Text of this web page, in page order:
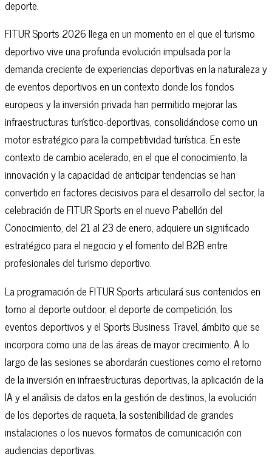
deporte.
FITUR Sports 2026 llega en un momento en el que el turismo
deportivo vive una profunda evolución impulsada por la
demanda creciente de experiencias deportivas en la naturaleza y
de eventos deportivos en un contexto donde los fondos
europeos y la inversión privada han permitido mejorar las
infraestructuras turístico-deportivas, consolidándose como un
motor estratégico para la competitividad turística. En este
contexto de cambio acelerado, en el que el conocimiento, la
innovación y la capacidad de anticipar tendencias se han
convertido en factores decisivos para el desarrollo del sector, la
celebración de FITUR Sports en el nuevo Pabellón del
Conocimiento, del 21 al 23 de enero, adquiere un significado
estratégico para el negocio y el fomento del B2B entre
profesionales del turismo deportivo.
La programación de FITUR Sports articulará sus contenidos en
torno al deporte outdoor, el deporte de competición, los
eventos deportivos y el Sports Business Travel, ámbito que se
incorpora como una de las áreas de mayor crecimiento. A lo
largo de las sesiones se abordarán cuestiones como el retorno
de la inversión en infraestructuras deportivas, la aplicación de la
IA y el análisis de datos en la gestión de destinos, la evolución
de los deportes de raqueta, la sostenibilidad de grandes
instalaciones o los nuevos formatos de comunicación con
audiencias deportivas.